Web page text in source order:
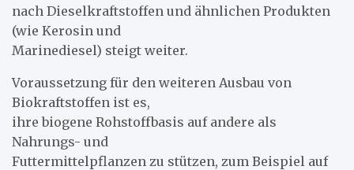
nach Dieselkraftstoffen und ähnlichen Produkten
(wie Kerosin und
Marinediesel) steigt weiter.
Voraussetzung für den weiteren Ausbau von
Biokraftstoffen ist es,
ihre biogene Rohstoffbasis auf andere als
Nahrungs- und
Futtermittelpflanzen zu stützen, zum Beispiel auf